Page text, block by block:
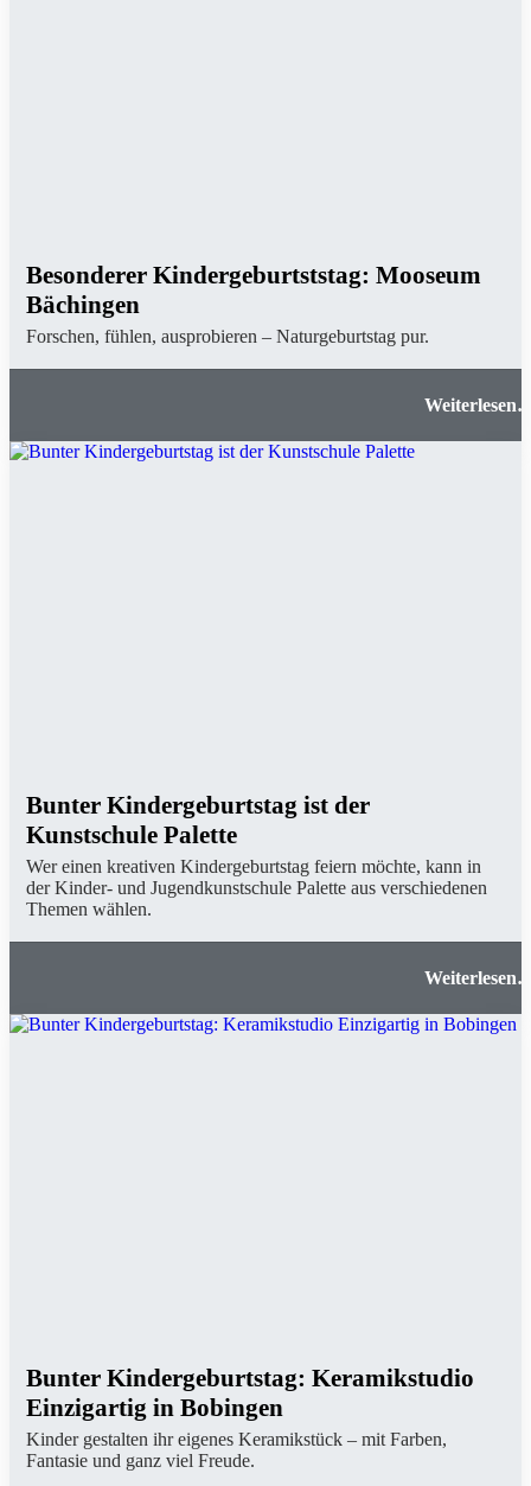
Besonderer Kindergeburtststag: Mooseum
Bächingen
Forschen, fühlen, ausprobieren – Naturgeburtstag pur.
Bunter Kindergeburtstag ist der
Kunstschule Palette
Wer einen kreativen Kindergeburtstag feiern möchte, kann in
der Kinder- und Jugendkunstschule Palette aus verschiedenen
Themen wählen.
Bunter Kindergeburtstag: Keramikstudio
Einzigartig in Bobingen
Kinder gestalten ihr eigenes Keramikstück – mit Farben,
Fantasie und ganz viel Freude.